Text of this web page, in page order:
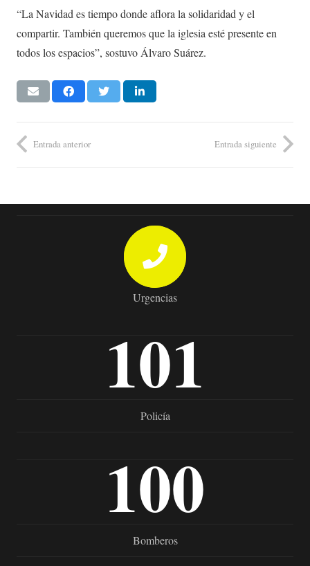
“La Navidad es tiempo donde aflora la solidaridad y el
compartir. También queremos que la iglesia esté presente en
todos los espacios”, sostuvo Álvaro Suárez.
Entrada anterior Entrada siguiente
Urgencias
101
Policía
100
Bomberos